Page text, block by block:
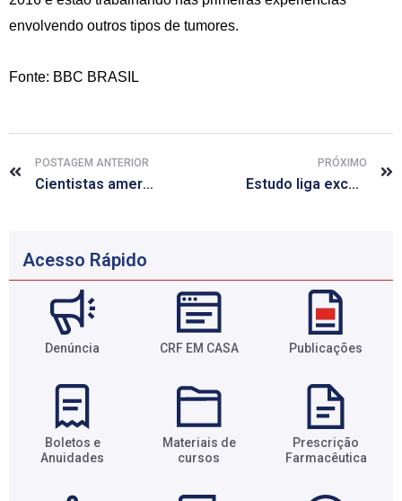
envolvendo outros tipos de tumores.
Fonte: BBC BRASIL
POSTAGEM ANTERIOR
Cientistas americanos criam tecido tridimensional semelhante a cérebro
PRÓXIMO
Estudo liga excesso de peso a risco de dez tipos de câncer
Acesso Rápido
Denúncia CRF EM CASA Publicações
Boletos e
Anuidades​
Materiais de
cursos​
Prescrição
Farmacêutica​